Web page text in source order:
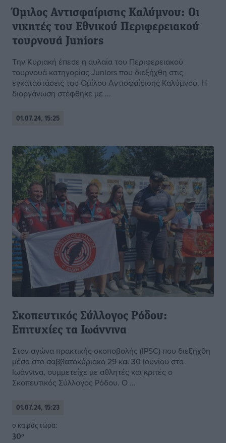
Όμιλος Αντισφαίρισης Καλύμνου: Οι
νικητές του Εθνικού Περιφερειακού
τουρνουά Juniors
Την Κυριακή έπεσε η αυλαία του Περιφερειακού
τουρνουά κατηγορίας Juniors που διεξήχθη στις
εγκαταστάσεις του Ομίλου Αντισφαίρισης Καλύμνου. Η
διοργάνωση στέφθηκε με ...
01.07.24, 15:25
Σκοπευτικός Σύλλογος Ρόδου:
Επιτυχίες τα Ιωάννινα
Στον αγώνα πρακτικής σκοποβολής (IPSC) που διεξήχθη
μέσα στο σαββατοκύριακο 29 και 30 Ιουνίου στα
Ιωάννινα, συμμετείχε με αθλητές και κριτές ο
Σκοπευτικός Σύλλογος Ρόδου. Ο ...
01.07.24, 15:23
o καιρός τώρα:
30°